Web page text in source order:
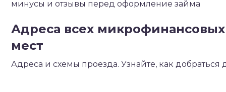
минусы и отзывы перед оформление займа
Адреса всех
мест
Адреса и схемы проезда. Узнайте, как